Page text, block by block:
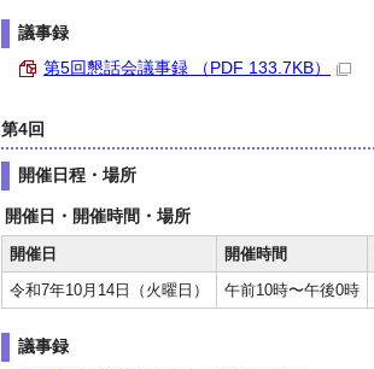
議事録
第5回懇話会議事録 （PDF 133.7KB）
第4回
開催日程・場所
開催日・開催時間・場所
開催日 開催時間
令和7年10月14日（火曜日）
午前10時〜午後0時
議事録